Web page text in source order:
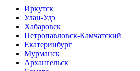
Иркутск
Улан-Удэ
Хабаровск
Петропавловск-Камчатский
Екатеринбург
Мурманск
Архангельск